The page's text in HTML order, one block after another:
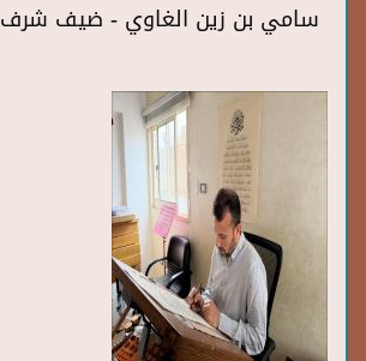
سامي بن زين الغاوي - ضيف شرف